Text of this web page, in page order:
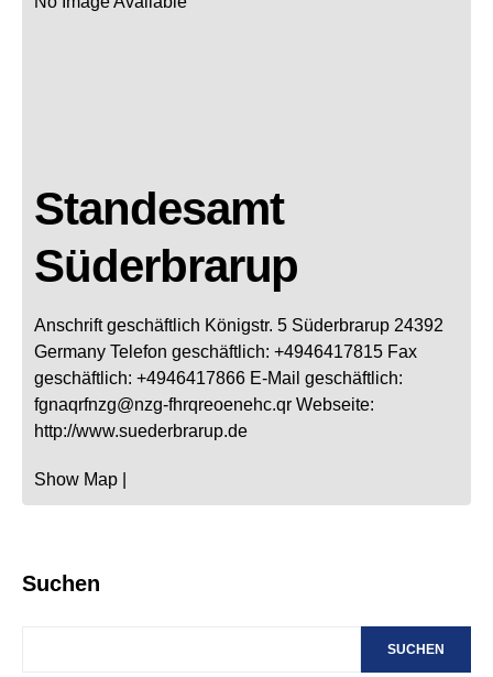
Standesamt
Süderbrarup
Anschrift geschäftlich Königstr. 5 Süderbrarup 24392
Germany Telefon geschäftlich: +4946417815 Fax
geschäftlich: +4946417866 E-Mail geschäftlich:
fgnaqrfnzg@nzg-fhrqreoenehc.qr Webseite:
http://www.suederbrarup.de
Show Map
Suchen
SUCHEN